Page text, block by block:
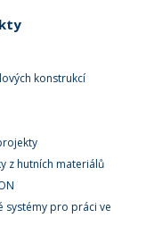
konstrukcí
z hutních materiálů
systémy pro práci ve